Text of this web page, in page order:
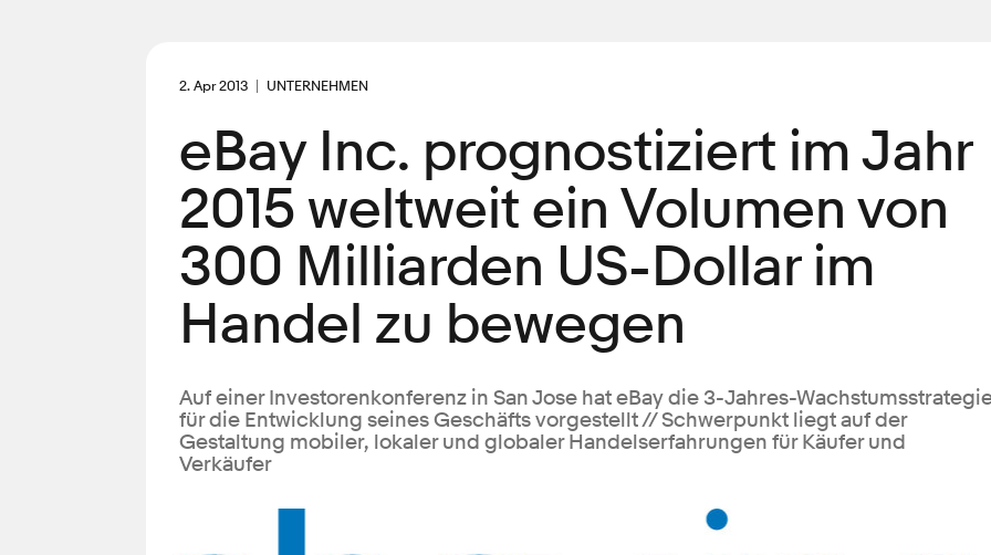
2. Apr 2013 UNTERNEHMEN
eBay Inc. prognostiziert im Jahr
2015 weltweit ein Volumen von
300 Milliarden US-Dollar im
Handel zu bewegen
Auf einer Investorenkonferenz in San Jose hat eBay die 3-Jahres-
für die Entwicklung seines Geschäfts vorgestellt // Schwerpunkt liegt auf der
Gestaltung mobiler, lokaler und globaler Handelserfahrungen für Käufer und
Verkäufer